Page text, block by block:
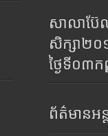
សាលាប៊ែ
សិក្សា២
ថ្ងៃទី០៣
ព័ត៌មានអន្